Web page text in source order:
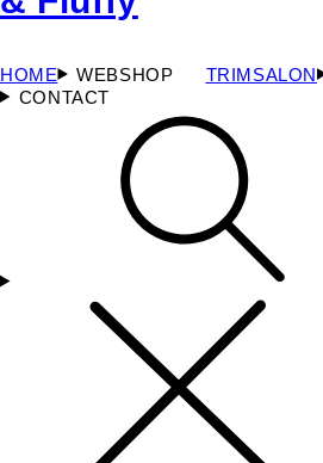
HOME WEBSHOP TRIMSALON
CONTACT